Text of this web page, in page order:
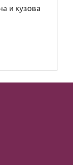
и кузова